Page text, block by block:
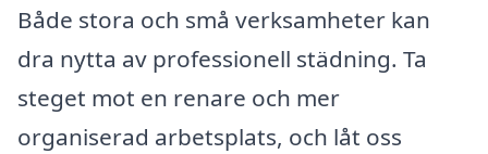
Både stora och små verksamheter kan
dra nytta av professionell städning. Ta
steget mot en renare och mer
organiserad arbetsplats, och låt oss